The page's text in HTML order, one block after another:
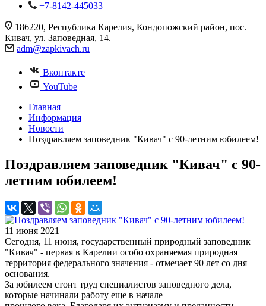
+7-8142-445033
186220, Республика Карелия, Кондопожский район, пос.
Кивач, ул. Заповедная, 14.
adm@zapkivach.ru
Вконтакте
YouTube
Главная
Информация
Новости
Поздравляем заповедник "Кивач" с 90-летним юбилеем!
Поздравляем заповедник "Кивач" с 90-
летним юбилеем!
11 июня 2021
Сегодня, 11 июня, государственный природный заповедник
"Кивач" - первая в Карелии особо охраняемая природная
территория федерального значения - отмечает 90 лет со дня
основания.
За юбилеем стоит труд специалистов заповедного дела,
которые начинали работу еще в начале